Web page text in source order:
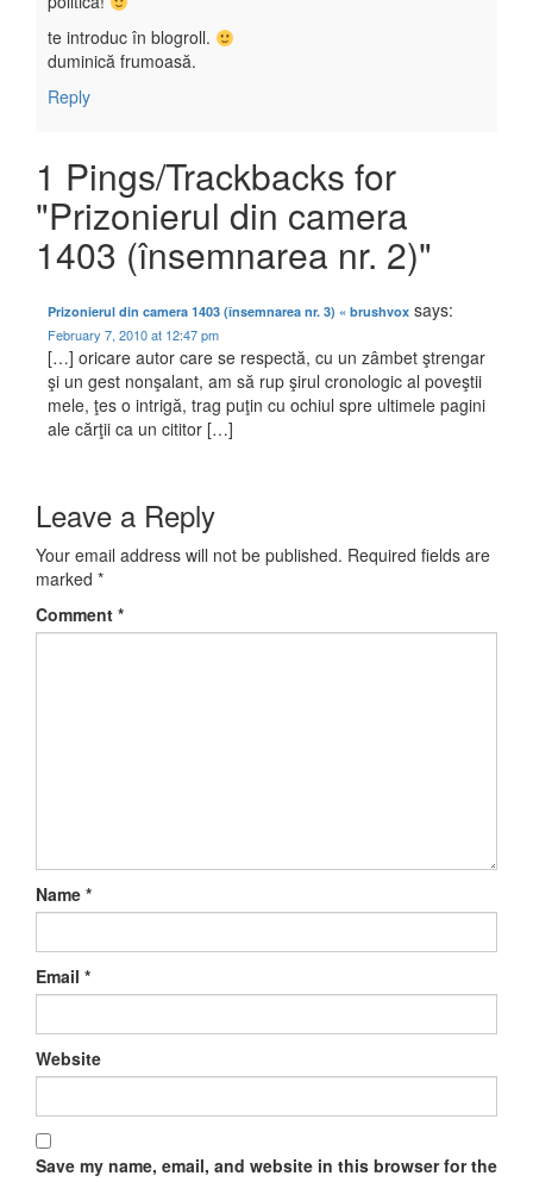
te introduc în blogroll.
duminică frumoasă.
Reply
1 Pings/Trackbacks for
"Prizonierul din camera
1403 (însemnarea nr. 2)"
Prizonierul din camera 1403 (însemnarea nr. 3) « brushvox says:
February 7, 2010 at 12:47 pm
[…] oricare autor care se respectă, cu un zâmbet ştrengar
şi un gest nonşalant, am să rup şirul cronologic al poveştii
mele, ţes o intrigă, trag puţin cu ochiul spre ultimele pagini
ale cărţii ca un cititor […]
Leave a Reply
Your email address will not be published. Required fields are
marked *
Comment *
Name *
Email *
Website
Save my name, email, and website in this browser for the